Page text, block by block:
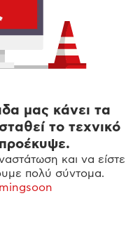
μας κάνει τα
το τεχνικό
και να είστε
πολύ σύντομα.